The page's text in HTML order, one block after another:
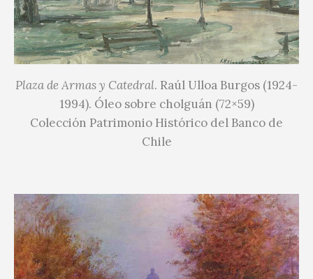
Plaza de Armas y Catedral. Raúl Ulloa Burgos (1924-
1994). Óleo sobre cholguán (72×59)
Colección Patrimonio Histórico del Banco de
Chile